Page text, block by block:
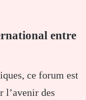
entre
ce forum est
l’avenir des